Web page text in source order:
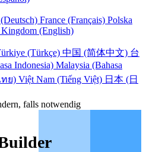
France (Français) Polska
(English)
(Türkçe) 中国 (简体中文) 台
Indonesia) Malaysia (Bahasa
ย) Việt Nam (Tiếng Việt) 日本 (日
falls notwendig